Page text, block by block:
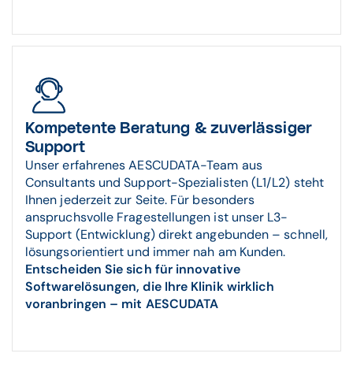
Kompetente Beratung & zuverlässiger
Support
Unser erfahrenes AESCUDATA-Team aus
Consultants und Support-Spezialisten (L1/L2) steht
Ihnen jederzeit zur Seite. Für besonders
anspruchsvolle Fragestellungen ist unser L3-
Support (Entwicklung) direkt angebunden – schnell,
lösungsorientiert und immer nah am Kunden.
Entscheiden Sie sich für innovative
Softwarelösungen, die Ihre Klinik wirklich
voranbringen – mit AESCUDATA